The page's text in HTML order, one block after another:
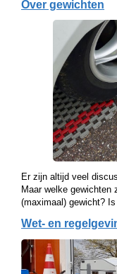
Over gewichten
Er zijn altijd veel
Maar welke gewichten
(maximaal) gewicht?
Wet- en